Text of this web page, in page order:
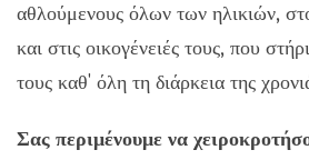
αθλούμενους όλων των ηλικιών,
και στις οικογένειές τους, που
τους καθ' όλη τη διάρκεια της
Σας περιμένουμε να